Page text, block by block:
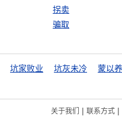
拐卖
骗取
坑家败业 坑灰未冷
蒙以
关于我们 | 联系方式|